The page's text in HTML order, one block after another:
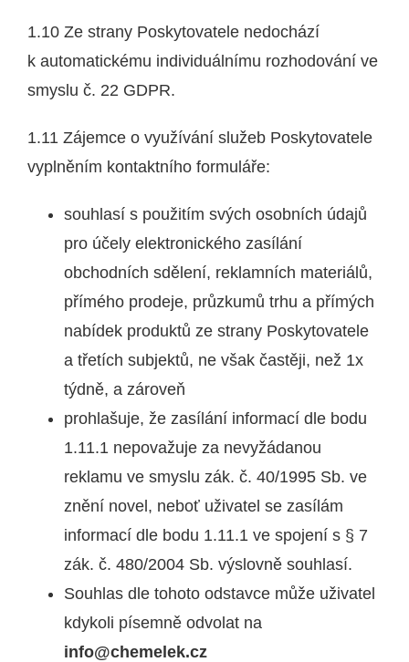
1.10 Ze strany Poskytovatele nedochází
k automatickému individuálnímu rozhodování ve
smyslu č. 22 GDPR.
1.11 Zájemce o využívání služeb Poskytovatele
vyplněním kontaktního formuláře:
souhlasí s použitím svých osobních údajů
pro účely elektronického zasílání
obchodních sdělení, reklamních materiálů,
přímého prodeje, průzkumů trhu a přímých
nabídek produktů ze strany Poskytovatele
a třetích subjektů, ne však častěji, než 1x
týdně, a zároveň
prohlašuje, že zasílání informací dle bodu
1.11.1 nepovažuje za nevyžádanou
reklamu ve smyslu zák. č. 40/1995 Sb. ve
znění novel, neboť uživatel se zasílám
informací dle bodu 1.11.1 ve spojení s § 7
zák. č. 480/2004 Sb. výslovně souhlasí.
Souhlas dle tohoto odstavce může uživatel
kdykoli písemně odvolat na
info@chemelek.cz